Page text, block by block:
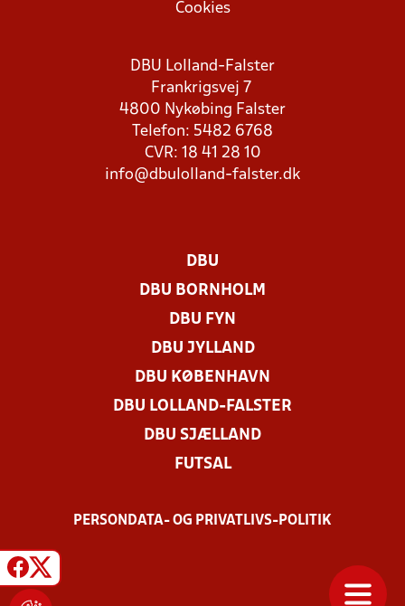
Cookies
DBU Lolland-Falster
Frankrigsvej 7
4800 Nykøbing Falster
Telefon: 5482 6768
CVR: 18 41 28 10
info@dbulolland-falster.dk
DBU
DBU BORNHOLM
DBU FYN
DBU JYLLAND
DBU KØBENHAVN
DBU LOLLAND-FALSTER
DBU SJÆLLAND
FUTSAL
PERSONDATA- OG PRIVATLIVS-POLITIK